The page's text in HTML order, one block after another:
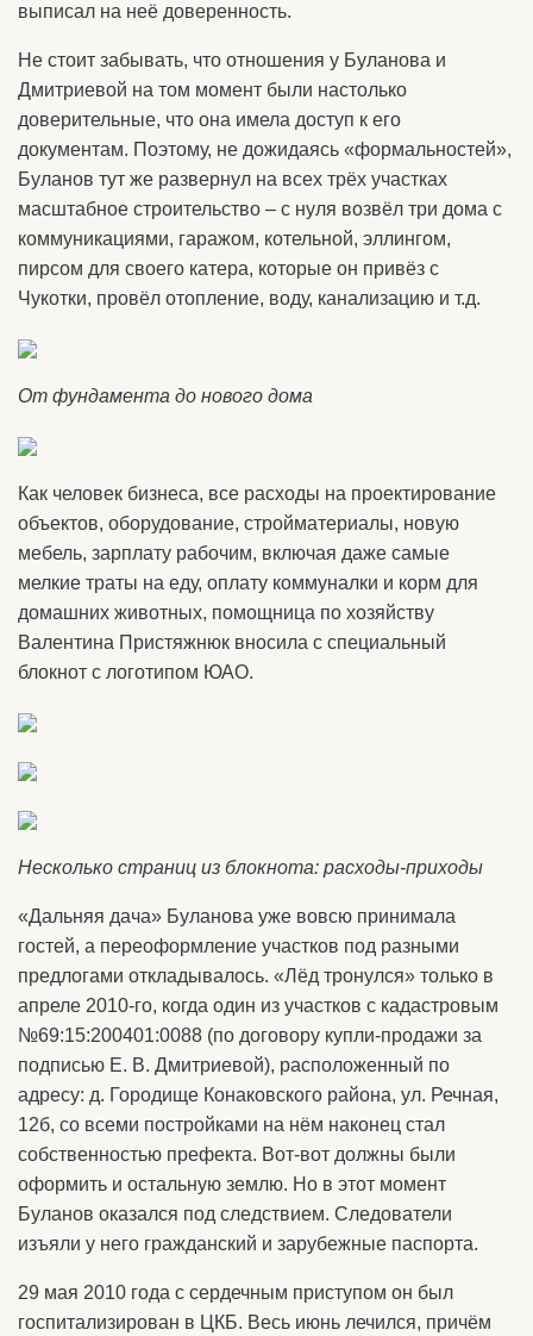
выписал на неё доверенность.
Не стоит забывать, что отношения у Буланова и
Дмитриевой на том момент были настолько
доверительные, что она имела доступ к его
документам. Поэтому, не дожидаясь «формальностей»,
Буланов тут же развернул на всех трёх участках
масштабное строительство – с нуля возвёл три дома с
коммуникациями, гаражом, котельной, эллингом,
пирсом для своего катера, которые он привёз с
Чукотки, провёл отопление, воду, канализацию и т.д.
От фундамента до нового дома
Как человек бизнеса, все расходы на проектирование
объектов, оборудование, стройматериалы, новую
мебель, зарплату рабочим, включая даже самые
мелкие траты на еду, оплату коммуналки и корм для
домашних животных, помощница по хозяйству
Валентина Пристяжнюк вносила с специальный
блокнот с логотипом ЮАО.
Несколько страниц из блокнота: расходы-приходы
«Дальняя дача» Буланова уже вовсю принимала
гостей, а переоформление участков под разными
предлогами откладывалось. «Лёд тронулся» только в
апреле 2010-го, когда один из участков с кадастровым
№69:15:200401:0088 (по договору купли-продажи за
подписью Е. В. Дмитриевой), расположенный по
адресу: д. Городище Конаковского района, ул. Речная,
12б, со всеми постройками на нём наконец стал
собственностью префекта. Вот-вот должны были
оформить и остальную землю. Но в этот момент
Буланов оказался под следствием. Следователи
изъяли у него гражданский и зарубежные паспорта.
29 мая 2010 года с сердечным приступом он был
госпитализирован в ЦКБ. Весь июнь лечился, причём